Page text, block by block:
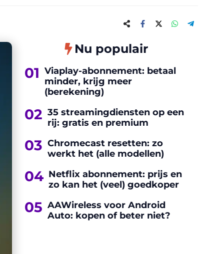
Nu populair
01 Viaplay-abonnement: betaal
minder, krijg meer
(berekening)
02 35 streamingdiensten op een
rij: gratis en premium
03 Chromecast resetten: zo
werkt het (alle modellen)
04 Netflix abonnement: prijs en
zo kan het (veel) goedkoper
05 AAWireless voor Android
Auto: kopen of beter niet?